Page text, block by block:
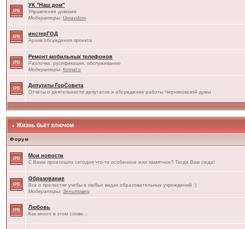
УК "Наш дом"
Управление домами
Модераторы:Upravdom
инстерГОД
Архив обсуждения проекта
Ремонт мобильных телефонов
Разлочка, русификация, обслуживание
Модераторы:format:c
Депутаты ГорСовета
Отчёты о деятельности депутатов и обсуждение работы Черняховской думы
Жизнь бьёт ключом
Форум
Мои новости
С Вами произошло сегодня что-то особенное или памятное? Тогда Вам сюда!
Образование
Все о прелестях учебы в любых видах образовательных учреждений :)
Модераторы:Зенитовец
Любовь
Как много в этом слове...